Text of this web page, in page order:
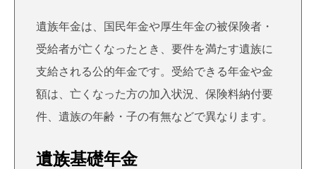
遺族年金は、国民年金や厚生年金の被保険者・
受給者が亡くなったとき、要件を満たす遺族に
支給される公的年金です。受給できる年金や金
額は、亡くなった方の加入状況、保険料納付要
件、遺族の年齢・子の有無などで異なります。
遺族基礎年金